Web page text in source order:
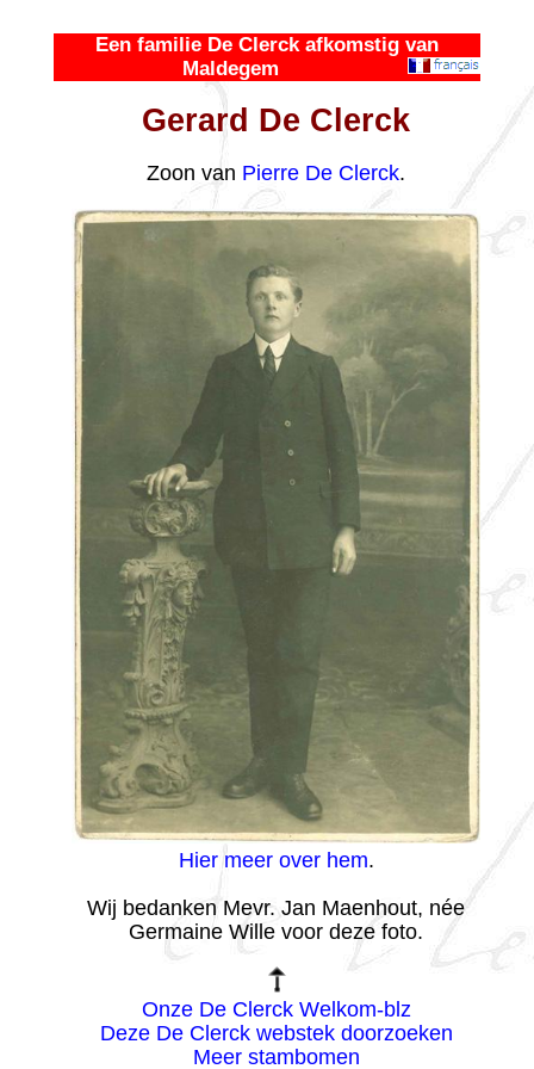
Een familie De Clerck afkomstig van
Maldegem
Gerard De Clerck
Zoon van Pierre De Clerck.
Hier meer over hem.
Wij bedanken Mevr. Jan Maenhout, née
Germaine Wille voor deze foto.
Onze De Clerck Welkom-blz
Deze De Clerck webstek doorzoeken
Meer stambomen